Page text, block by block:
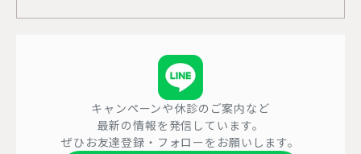
キャンペーンや休診のご案内など
最新の情報を発信しています。
ぜひお友達登録・フォローをお願いします。